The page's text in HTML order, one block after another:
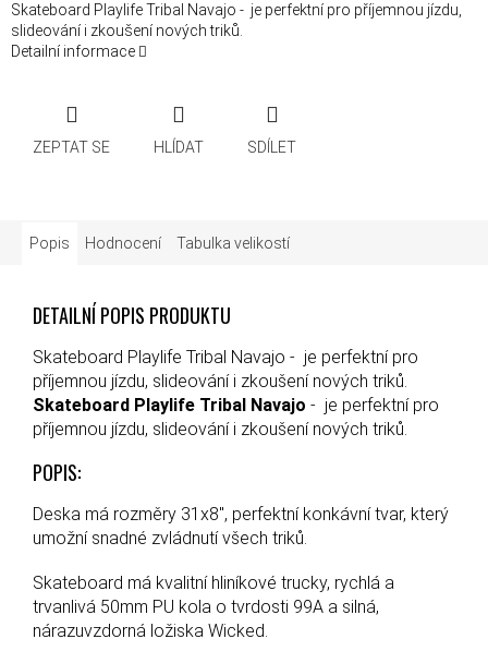
Skateboard Playlife Tribal Navajo - je perfektní pro příjemnou jízdu,
slideování i zkoušení nových triků.
Detailní informace
ZEPTAT SE HLÍDAT SDÍLET
Popis Hodnocení Tabulka velikostí
DETAILNÍ POPIS PRODUKTU
Skateboard Playlife Tribal Navajo - je perfektní pro
příjemnou jízdu, slideování i zkoušení nových triků.
Skateboard Playlife Tribal Navajo - je perfektní pro
příjemnou jízdu, slideování i zkoušení nových triků.
POPIS:
Deska má rozměry 31x8", perfektní konkávní tvar, který
umožní snadné zvládnutí všech triků.
Skateboard má kvalitní hliníkové trucky, rychlá a
trvanlivá 50mm PU kola o tvrdosti 99A a silná,
nárazuvzdorná ložiska Wicked.